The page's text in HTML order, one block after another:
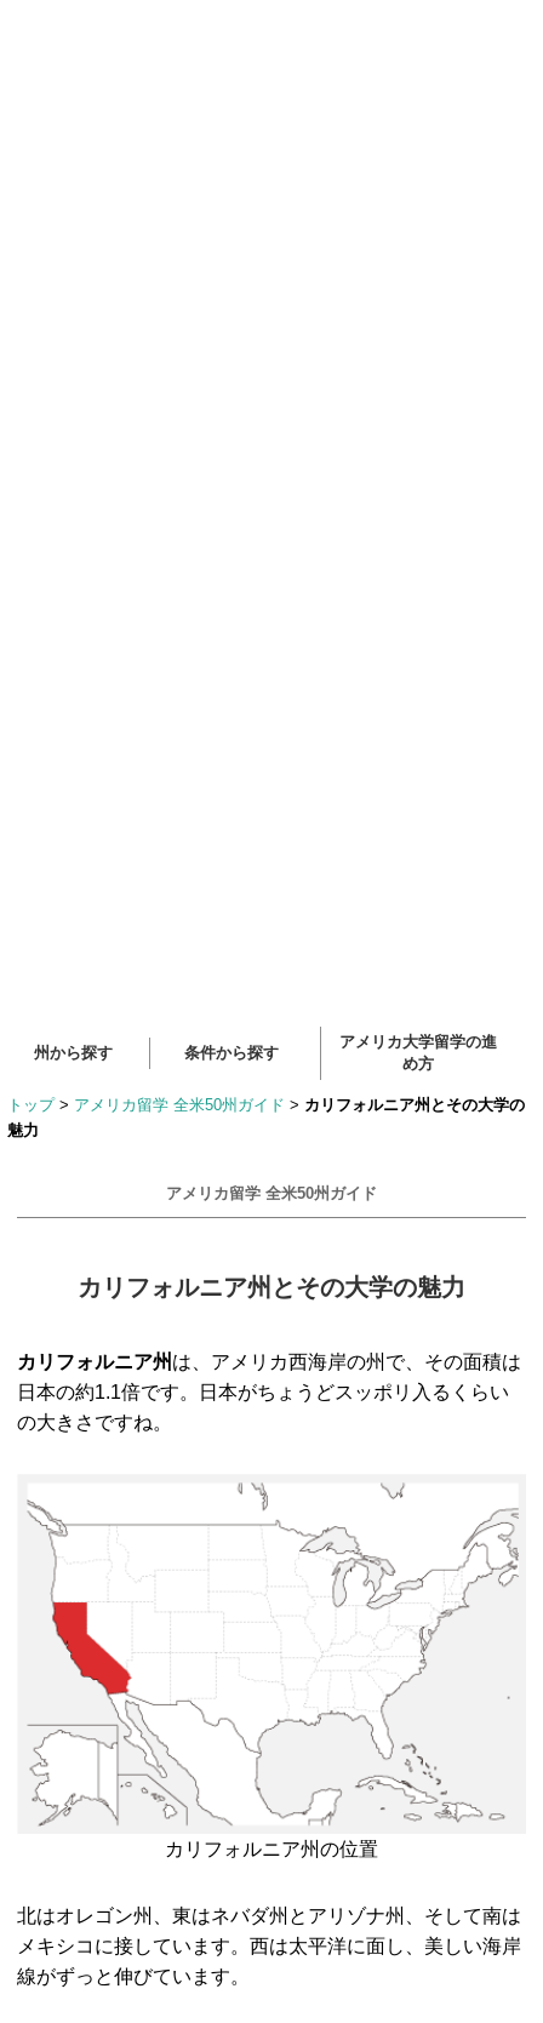
州から探す 条件から探す
アメリカ大学留学の進
め方
トップ > アメリカ留学 全米50州ガイド > カリフォルニア州とその大学の
魅力
アメリカ留学 全米50州ガイド
カリフォルニア州とその大学の魅力
カリフォルニア州 は、アメリカ西海岸の州で、その面積は
日本の約1.1倍です。日本がちょうどスッポリ入るくらい
の大きさですね。
カリフォルニア州の位置
北はオレゴン州、東はネバダ州とアリゾナ州、そして南は
メキシコに接しています。西は太平洋に面し、美しい海岸
線がずっと伸びています。